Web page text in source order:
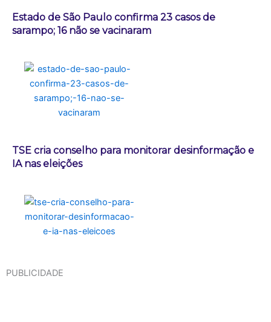
Estado de São Paulo confirma 23 casos de
sarampo; 16 não se vacinaram
TSE cria conselho para monitorar desinformação e
IA nas eleições
PUBLICIDADE